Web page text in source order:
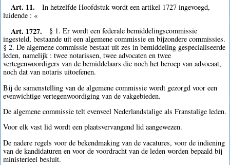
Art. 11.
In hetzelfde Hoofdstuk wordt een artikel 1727 ingevoegd,
luidende : «
Art. 1727.
§ 1. Er wordt een federale bemiddelingscommissie
ingesteld, bestaande uit een algemene commissie en bijzondere commissies.
§ 2. De algemene commissie bestaat uit zes in bemiddeling gespecialiseerde
leden, namelijk : twee notarissen, twee advocaten en twee
vertegenwoordigers van de bemiddelaars die noch het beroep van advocaat,
noch dat van notaris uitoefenen.
Bij de samenstelling van de algemene commissie wordt gezorgd voor een
evenwichtige vertegenwoordiging van de vakgebieden.
De algemene commissie telt evenveel Nederlandstalige als Franstalige leden.
Voor elk vast lid wordt een plaatsvervangend lid aangewezen.
De nadere regels voor de bekendmaking van de vacatures, voor de indiening
van de kandidaturen en voor de voordracht van de leden worden bepaald bij
ministerieel besluit.